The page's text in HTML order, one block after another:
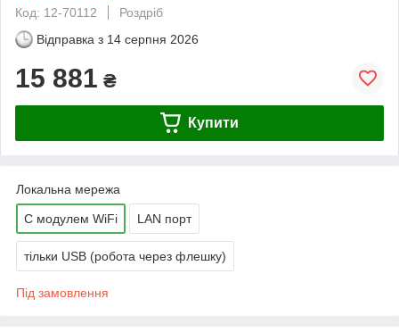
Код: 12-70112
Роздріб
Відправка з 14 серпня 2026
15 881 ₴
Купити
Локальна мережа
C модулем WiFi LAN порт
тільки USB (робота через флешку)
Під замовлення